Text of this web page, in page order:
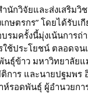
นักวิจัยและส่งเสริมวิ
ษตรกร” โดยได้รับเ
รมครั้งนี้มุ่งเน้นการ
ช้ประโยชน์ ตลอดจน
นธุ์ข้าว มหาวิทยาลัย
ติการ และนายปฐมพ
รอดพันธุ์ ผู้อำนวยก